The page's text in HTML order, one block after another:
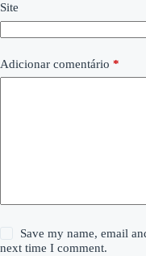
Site
Adicionar comentário *
Save my name, email
next time I comment.